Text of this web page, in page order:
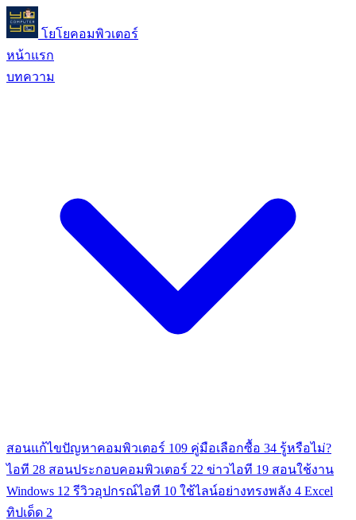
โยโยคอมพิวเตอร์
หน้าแรก
บทความ
สอนแก้ไขปัญหาคอมพิวเตอร์ 109 คู่มือเลือกซื้อ 34 รู้หรือไม่?
ไอที 28 สอนประกอบคอมพิวเตอร์ 22 ข่าวไอที 19 สอนใช้งาน
Windows 12 รีวิวอุปกรณ์ไอที 10 ใช้ไลน์อย่างทรงพลัง 4 Excel
ทิปเด็ด 2